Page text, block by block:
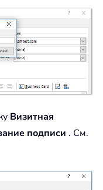
Визитная
подписи . См.